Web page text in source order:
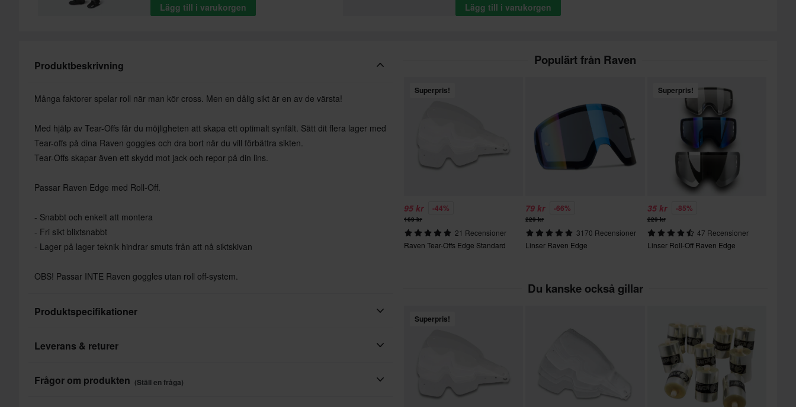
Lägg till i varukorgen Lägg till i varukorgen
Produktbeskrivning
Många faktorer spelar roll när man kör cross. Men en dålig sikt är en av de värsta!
Med hjälp av Tear-Offs får du möjligheten att skapa ett optimalt synfält. Sätt dit flera lager med
Tear-offs på dina Raven goggles och dra bort när du vill förbättra sikten.
Tear-Offs skapar även ett skydd mot jack och repor på din lins.
Passar Raven Edge med Roll-Off.
- Snabbt och enkelt att montera
- Fri sikt blixtsnabbt
- Lager på lager teknik hindrar smuts från att nå siktskivan
OBS! Passar INTE Raven goggles utan roll off-system.
Produktspecifikationer
Produktanvändare
Varumärke Raven
Leverans & returer
Snabba leveranser
Frågor om produkten (Ställ en fråga)
Populärt från Raven
Superpris!
95 kr -44%
169 kr
21 Recensioner
Raven Tear-Offs Edge Standard
79 kr -66%
229 kr
3170 Recensioner
Linser Raven Edge
Superpris!
35 kr -85%
229 kr
47 Recensioner
Linser Roll-Off Raven Edge
Du kanske också gillar
Superpris!